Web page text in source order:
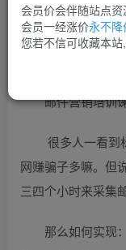
您
邮件营销培训
很多人一看到
网赚骗子多嘛。但
三四个小时来采集
那么如何实现：
会员价会伴随站点
会员一经涨价永不降
您若不信可收藏本